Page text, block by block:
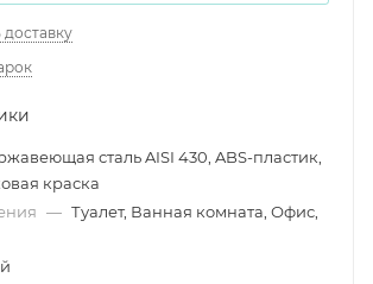
доставку
сталь AISI 430, ABS-пластик,
краска
— Туалет, Ванная комната, Офис,